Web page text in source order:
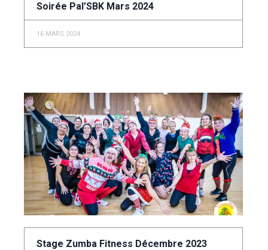
Soirée Pal’SBK Mars 2024
16 MARS 2024
Stage Zumba Fitness Décembre 2023